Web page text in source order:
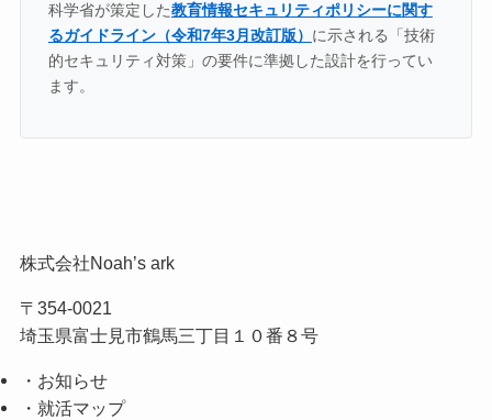
科学省が策定した教育情報セキュリティポリシーに関す
るガイドライン（令和7年3月改訂版） に示される「技術
的セキュリティ対策」の要件に準拠した設計を行ってい
ます。
株式会社Noah’s ark
〒354-0021
埼玉県富士見市鶴馬三丁目１０番８号
・お知らせ
・就活マップ